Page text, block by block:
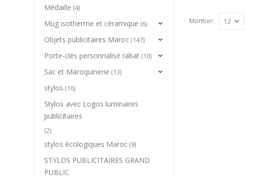
Montrer:
Médaille (4)
Mug isotherme et céramique (6)
Objets publicitaires Maroc (147)
Porte-clés personnalisé rabat (10)
Sac et Maroquinerie (13)
stylos (16)
Stylos avec Logos luminaires
publicitaires
(2)
stylos écologiques Maroc (9)
STYLOS PUBLICITAIRES GRAND
PUBLIC